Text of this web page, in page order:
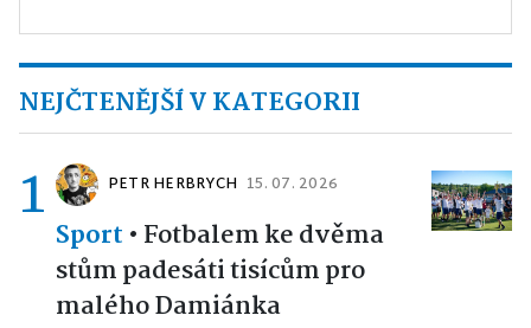
NEJČTENĚJŠÍ V KATEGORII
1 PETR HERBRYCH 15. 07. 2026
Sport • Fotbalem ke dvěma
stům padesáti tisícům pro
malého Damiánka